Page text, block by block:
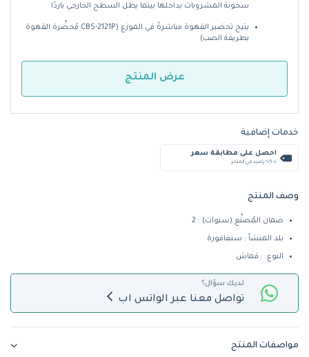
سخونة المشروبات بداخلها بينما يظل السطح الخارجي باردًا
يتيح تحضير القهوة مباشرةً في الموزع (CBS-2121P مُحضِّرة القهوة
بطريقة الصب)
عرض المنتج
خدمات إضافية
احصل على مطابقة سعر
+ %5 رصيد في المتجر
وصف المنتج
ضمان المُصنِّع (سنوات) : 2
بلد المنشأ : سنغافورة
النوع: : قماش
لديك سؤال؟
تواصل معنا عبر الواتس اب
مواصفات المنتج